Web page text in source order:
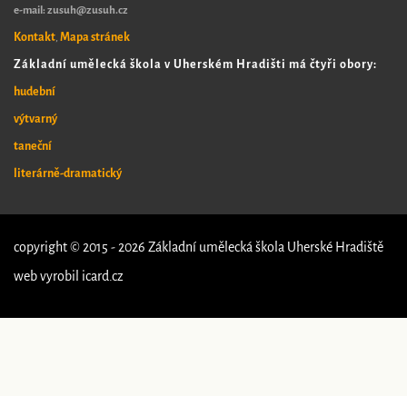
e-mail: zusuh@zusuh.cz
Kontakt, Mapa stránek
Základní umělecká škola v Uherském Hradišti má čtyři obory:
hudební
výtvarný
taneční
literárně-dramatický
copyright © 2015 - 2026 Základní umělecká škola Uherské Hradiště
web vyrobil icard.cz